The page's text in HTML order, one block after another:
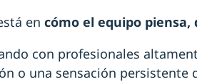
en cómo el equipo
con profesionales
o una sensación persistente